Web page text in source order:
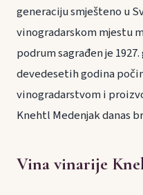
generaciju smješteno u
vinogradarskom mjestu
podrum sagrađen je
devedesetih godina
vinogradarstvom i
Knehtl Medenjak danas
Vina vinarije